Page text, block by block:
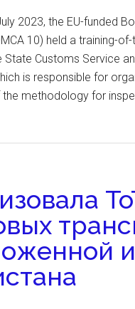
2023, the EU-funded
10) held a training-
State Customs Service
is responsible for
methodology for